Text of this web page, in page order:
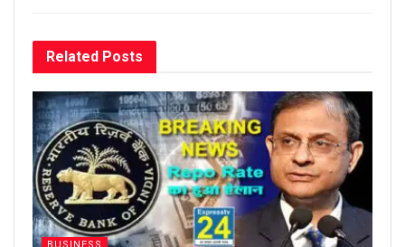
Related Posts
BUSINESS